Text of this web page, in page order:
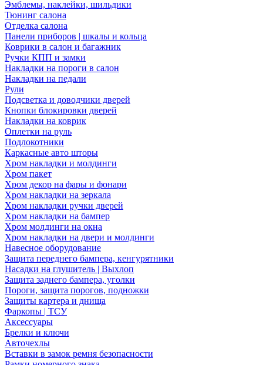
Эмблемы, наклейки, шильдики
Тюнинг салона
Отделка салона
Панели приборов | шкалы и кольца
Коврики в салон и багажник
Ручки КПП и замки
Накладки на пороги в салон
Накладки на педали
Рули
Подсветка и доводчики дверей
Кнопки блокировки дверей
Накладки на коврик
Оплетки на руль
Подлокотники
Каркасные авто шторы
Хром накладки и молдинги
Хром пакет
Хром декор на фары и фонари
Хром накладки на зеркала
Хром накладки ручки дверей
Хром накладки на бампер
Хром молдинги на окна
Хром накладки на двери и молдинги
Навесное оборудование
Защита переднего бампера, кенгурятники
Насадки на глушитель | Выхлоп
Защита заднего бампера, уголки
Пороги, защита порогов, подножки
Защиты картера и днища
Фаркопы | ТСУ
Аксессуары
Брелки и ключи
Авточехлы
Вставки в замок ремня безопасности